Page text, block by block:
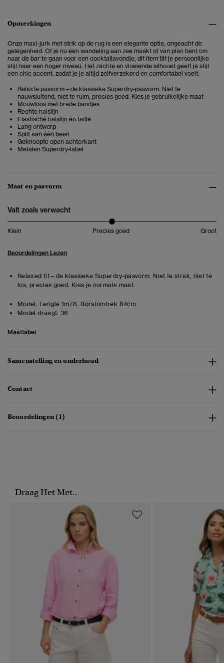
Opmerkingen
Onze maxi-jurk met strik op de rug is een elegante optie, ongeacht de
gelegenheid. Of je nu een wandeling aan zee maakt of van plan bent om
naar de bar te gaan voor een cocktailavondje, dit item tilt je persoonlijke
stijl naar een hoger niveau. Het zachte en vloeiende silhouet geeft je stijl
een chic accent, zodat je je altijd zelfverzekerd en comfortabel voelt.
Relaxte pasvorm – de klassieke Superdry-pasvorm. Niet te
nauwsluitend, niet te ruim, precies goed. Kies je gebruikelijke maat
Mouwloos met brede bandjes
Rechte halslijn
Elastische halslijn en taille
Lang ontwerp
Split aan één been
Geknoopte open achterkant
Metalen Superdry-label
Maat en pasvorm
Valt zoals verwacht
Klein Precies goed Groot
Beoordelingen Lezen
Relaxed fit – de klassieke Superdry-pasvorm. Niet te strak, niet te
los, precies goed. Kies je normale maat.
Model: Lengte 1m78. Borstomtrek 84cm
Model draagt: 36
Maattabel
Samenstelling en onderhoud
Contact
Beoordelingen (1)
Draag Het Met..